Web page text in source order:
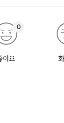
아요
0